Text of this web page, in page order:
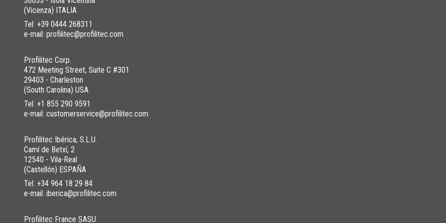
(Vicenza) ITALIA
Tel: +39 0444 268311
e-mail: profilitec@profilitec.com
Profilitec Corp.
472 Meeting Street, Suite C #301
29403 - Charleston
(South Carolina) USA
Tel: +1 855 290 9591
e-mail: customerservice@profilitec.com
Profilitec Ibérica, S.L.U.
Camí de Betxí, 2
12540 - Vila-Real
(Castellón) ESPAÑA
Tel: +34 964 18 29 84
e-mail: iberica@profilitec.com
Profilitec France SASU